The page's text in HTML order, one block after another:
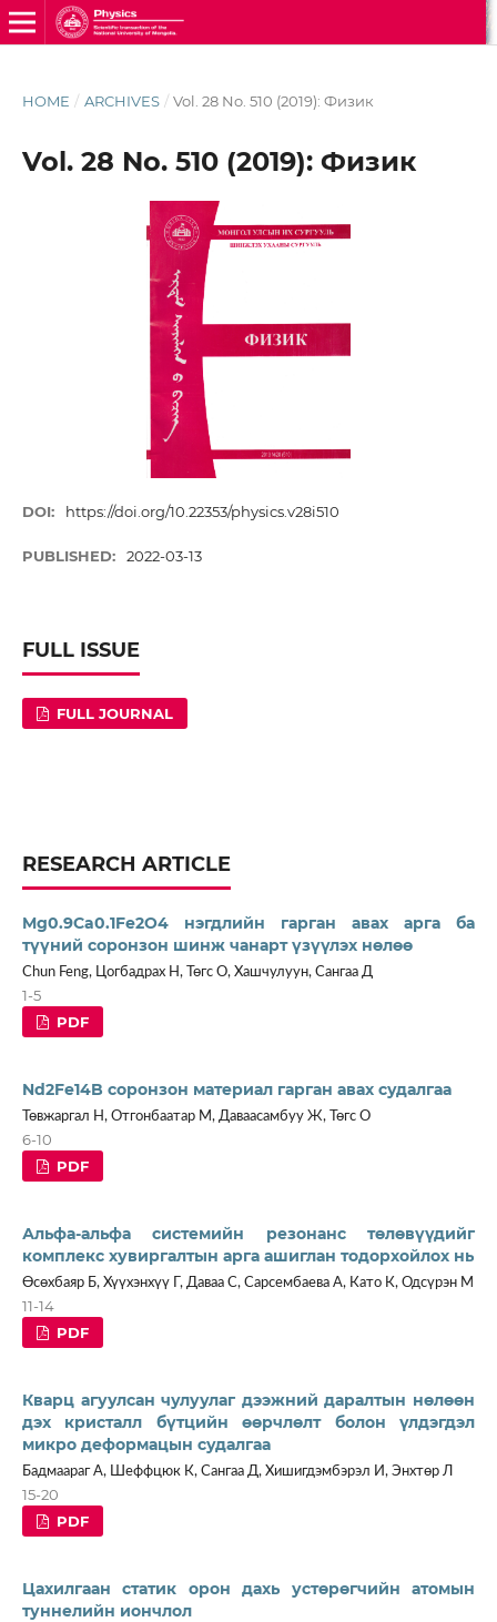
HOME / ARCHIVES / Vol. 28 No. 510 (2019): Физик
Vol. 28 No. 510 (2019): Физик
DOI: https://doi.org/10.22353/physics.v28i510
PUBLISHED: 2022-03-13
FULL ISSUE
FULL JOURNAL
RESEARCH ARTICLE
Mg0.9Ca0.1Fe2O4 нэгдлийн гарган авах арга ба
түүний соронзон шинж чанарт үзүүлэх нөлөө
Chun Feng, Цогбадрах Н, Төгс О, Хашчулуун, Сангаа Д
1-5
PDF
Nd2Fe14B соронзон материал гарган авах судалгаа
Төвжаргал Н, Отгонбаатар М, Даваасамбуу Ж, Төгс О
6-10
PDF
Альфа-альфа системийн резонанс төлөвүүдийг
комплекс хувиргалтын арга ашиглан тодорхойлох нь
Өсөхбаяр Б, Хүүхэнхүү Г, Даваа С, Сарсембаева А, Като К, Одсүрэн М
11-14
PDF
Кварц агуулсан чулуулаг дээжний даралтын нөлөөн
дэх кристалл бүтцийн өөрчлөлт болон үлдэгдэл
микро деформацын судалгаа
Бадмаараг А, Шеффцюк К, Сангаа Д, Хишигдэмбэрэл И, Энхтөр Л
15-20
PDF
Цахилгаан статик орон дахь устөрөгчийн атомын
туннелийн иончлол